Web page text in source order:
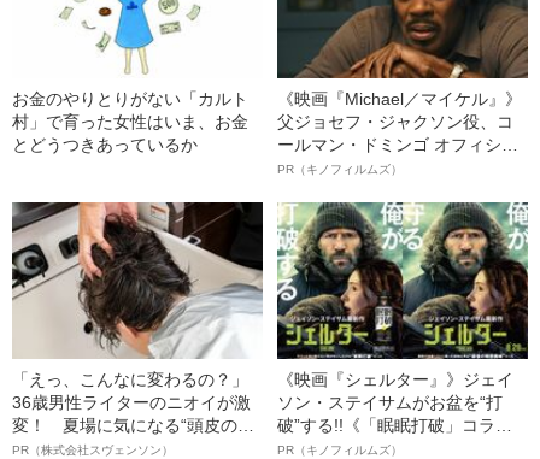
お金のやりとりがない「カルト
村」で育った女性はいま、お金
とどうつきあっているか
《映画『Michael／マイケル』》
父ジョセフ・ジャクソン役、コ
ールマン・ドミンゴ オフィシャ
ルインタビュー“観客を魅了した
語る”《日本興収70億円突破》
PR（キノフィルムズ）
「えっ、こんなに変わるの？」
36歳男性ライターのニオイが激
変！ 夏場に気になる“頭皮のニ
オイ”や“ベタつき”を解消す
PR（株式会社スヴェンソン）
《映画『シェルター』》ジェイ
ソン・ステイサムがお盆を“打
破”する!!《「眠眠打破」コラ
ボ》
PR（キノフィルムズ）